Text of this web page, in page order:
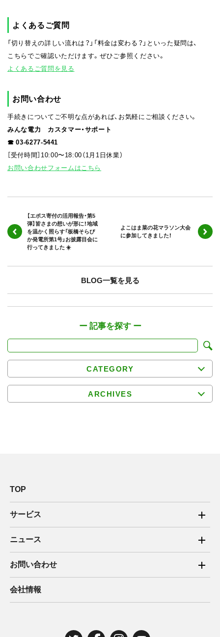
よくあるご質問
「切り替えの詳しい流れは？」「料金は変わる？」といった疑問は、
こちらでご確認いただけます。ぜひご参照ください。
よくあるご質問を見る
お問い合わせ
手続きについてご不明な点があれば、お気軽にご相談ください。
みんな電力 カスタマー・サポート
☎︎ 03-6277-5441
［受付時間］10:00〜18:00（1月1日休業）
お問い合わせフォームはこちら
【エポス寄付の活用報告・第5
弾】皆さまの想いが形に！地域
を温かく照らす「板橋そらぴ
か発電所第1号」お披露目会に
行ってきました ☀️
よこはま菜の花マラソン大会
に参加してきました！
BLOG一覧を見る
CATEGORY
ARCHIVES
TOP
サービス
ご家庭向け電力サービス
法人向け脱炭素サービス
住宅用太陽光売電 卒FIT
ニュース
2025年
2024年
お問い合わせ
ご家庭向け電力サービス・卒FIT電気の売電
法人向け脱炭素サービス・新電力向けサービス
会社情報